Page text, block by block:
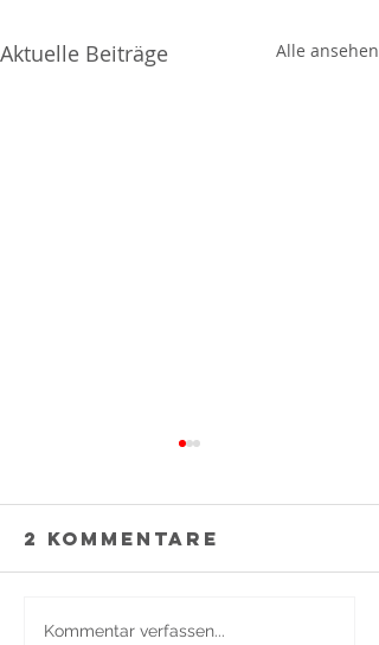
Aktuelle Beiträge Alle ansehen
🐺 Neu bei
2 Kommentare
Kommentar verfassen...